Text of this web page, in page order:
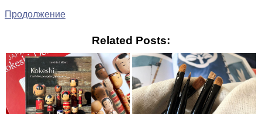
Продолжение
Related Posts: